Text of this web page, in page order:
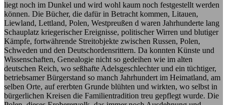
liegt noch im Dunkel und wird wohl kaum noch festgestellt werden
können. Die Bücher, die dafür in Betracht kommen, Litauen,
Liewland, Lettland, Polen, Westpreußen d waren Jahrhunderte lang
Schauplatz kriegerischer Ereignisse, politischer Wirren und blutiger
Kämpfe, fortwährende Streitobjekte zwischen Russen, Polen,
Schweden und den Deutschordensrittern. Da konnten Künste und
Wissenschaften, Genealogie nicht so gedeihen wie im alten
deutschen Reich, wo seßhafte Adelsgeschlechter und ein tüchtiger,
betriebsamer Bürgerstand so manch Jahrhundert im Heimatland, am
selben Orte, auf ererbten Grunde blühten und wirkten, wo selbst in
bürgerlichen Kreisen die Familientradition treu gepflegt wurde. Die